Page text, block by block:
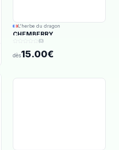
L'herbe du dragon
CHEMBERRY
(0)
dès15.00€